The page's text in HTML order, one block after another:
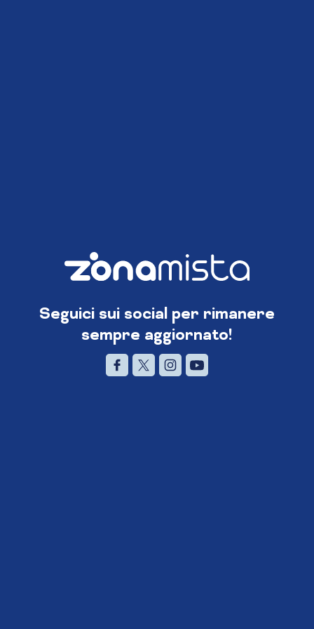
Seguici sui social per rimanere
sempre aggiornato!